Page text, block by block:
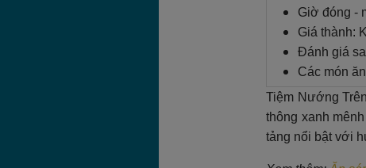
Giờ đóng -
Giá thành:
Đánh giá
Các món
Tiệm Nướng
thông xanh
tảng nổi bật với